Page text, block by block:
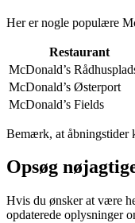
Her er nogle populære
Restaurant
McDonald’s
McDonald’s Østerport
McDonald’s Fields
Bemærk, at åbningstider
Opsøg
Hvis du ønsker at være
opdaterede oplysninger